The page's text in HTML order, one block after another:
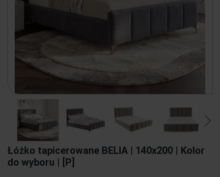
Łóżko tapicerowane BELIA | 140x200 | Kolor
do wyboru | [P]